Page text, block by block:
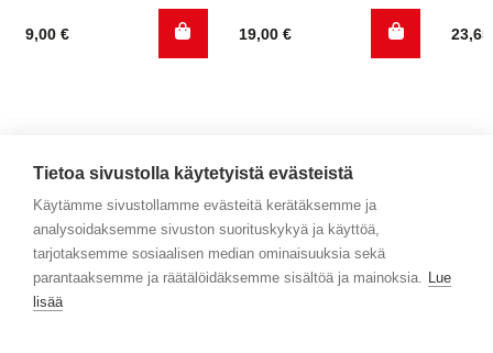
9,00 €
5.00/ 5
19,00 €
Yhteystiedot
Selaa tuotteita
Tietoa sivustolla käytetyistä evästeistä
Käytämme sivustollamme evästeitä kerätäksemme ja
analysoidaksemme sivuston suorituskykyä ja käyttöä,
tarjotaksemme sosiaalisen median ominaisuuksia sekä
parantaaksemme ja räätälöidäksemme sisältöä ja mainoksia. Lue
lisää